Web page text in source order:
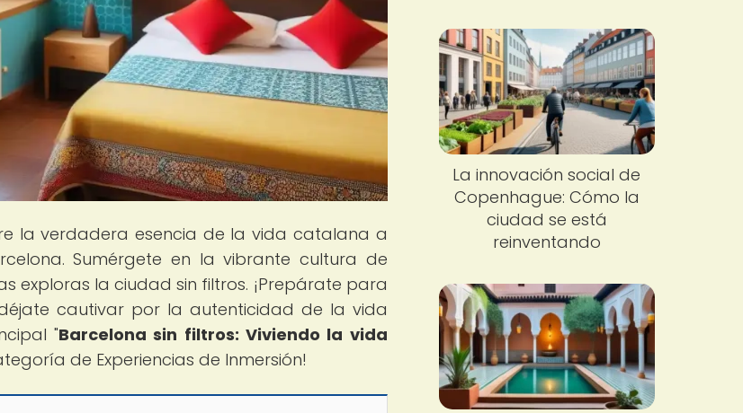
la verdadera esencia de la vida catalana a
Sumérgete en la vibrante cultura de
exploras la ciudad sin filtros. ¡Prepárate para
cautivar por la autenticidad de la vida
"Barcelona sin filtros: Viviendo la vida
de Experiencias de Inmersión!
La innovación social de
Copenhague: Cómo la
ciudad se está
reinventando